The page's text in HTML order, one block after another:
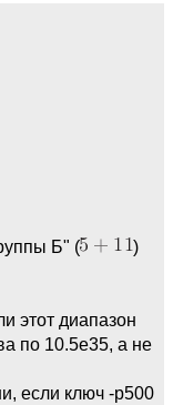
Б" (
)
этот диапазон
по 10.5e35, а не
если ключ -p500